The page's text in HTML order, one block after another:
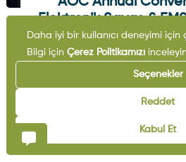
Elektronik Savaş &
08.12.2026
Etkinliği Gör
Daha iyi bir kullanıcı deneyimi için
Bilgi için Çerez Politikamızı
Seçenekler
Reddet
Kabul Et